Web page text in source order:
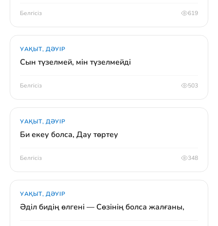
Белгісіз 619
УАҚЫТ, ДӘУІР
Сын түзелмей, мін түзелмейді
Белгісіз 503
УАҚЫТ, ДӘУІР
Би екеу болса, Дау төртеу
Белгісіз 348
УАҚЫТ, ДӘУІР
Әділ бидің өлгені — Сөзінің болса жалғаны,